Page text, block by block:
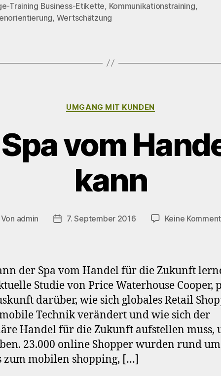
Training Business-Etikette, Kommunikationstraining,
, Wertschätzung
Kategorien
UMGANG MIT KUNDEN
vom
kann
Von admin Beitragsdatum
7. September 2016 Keine
der Spa vom Handel für die Zukunft
Studie von Price Waterhouse Cooper,
darüber, wie sich globales Retail
Technik verändert und wie sich der
Handel für die Zukunft aufstellen muss,
23.000 online Shopper wurden rund
zum mobilen shopping, […]